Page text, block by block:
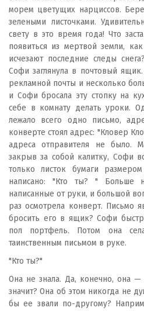
морем цветущих нарциссов.
зелеными листочками.
свету в это время года! Что
появиться из мертвой земли,
исчезают последние следы
Софи заглянула в почтовый
рекламной почты и несколько
и Софи бросала эту стопку на
себе в комнату делать уроки.
лежало всего одно письмо,
конверте стоял адрес: "Кловер
адреса отправителя не было.
закрыв за собой калитку, Софи
только листок бумаги
написано: "Кто ты? " Больше
написанные от руки, и большой
раз осмотрела конверт. Письмо
бросить его в ящик? Софи
пол портфель. Потом она
таинственным письмом в руке.
"Кто ты?"
Она не знала. Да, конечно, она
значит? Она об этом никогда не
бы ее звали по-другому?